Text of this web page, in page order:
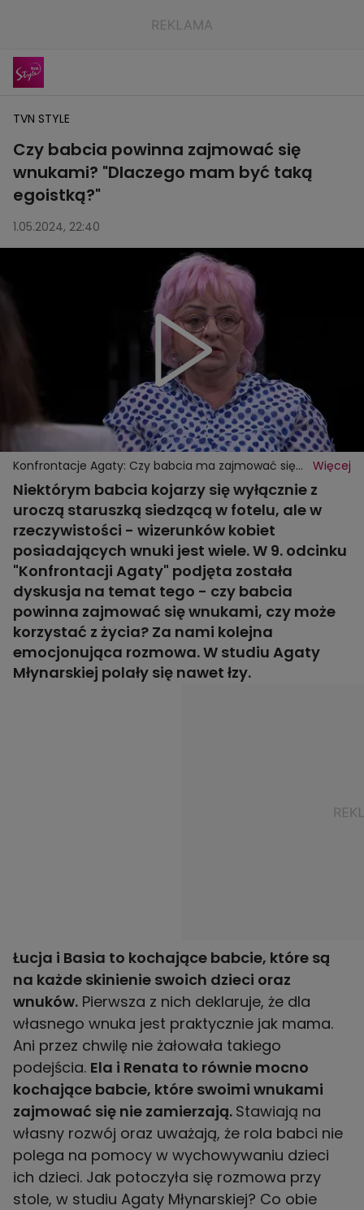
TVN STYLE
Czy babcia powinna zajmować się
wnukami? "Dlaczego mam być taką
egoistką?"
1.05.2024, 22:40
Konfrontacje Agaty: Czy babcia ma zajmować się
wnukami, czy korzystać z życia?
Więcej
Niektórym babcia kojarzy się wyłącznie z
uroczą staruszką siedzącą w fotelu, ale w
rzeczywistości - wizerunków kobiet
posiadających wnuki jest wiele. W 9. odcinku
"Konfrontacji Agaty" podjęta została
dyskusja na temat tego - czy babcia
powinna zajmować się wnukami, czy może
korzystać z życia? Za nami kolejna
emocjonująca rozmowa. W studiu Agaty
Młynarskiej polały się nawet łzy.
Łucja i Basia to kochające babcie, które są
na każde skinienie swoich dzieci oraz
wnuków. Pierwsza z nich deklaruje, że dla
własnego wnuka jest praktycznie jak mama.
Ani przez chwilę nie żałowała takiego
podejścia. Ela i Renata to równie mocno
kochające babcie, które swoimi wnukami
zajmować się nie zamierzają. Stawiają na
własny rozwój oraz uważają, że rola babci nie
polega na pomocy w wychowywaniu dzieci
ich dzieci. Jak potoczyła się rozmowa przy
stole, w studiu Agaty Młynarskiej? Co obie